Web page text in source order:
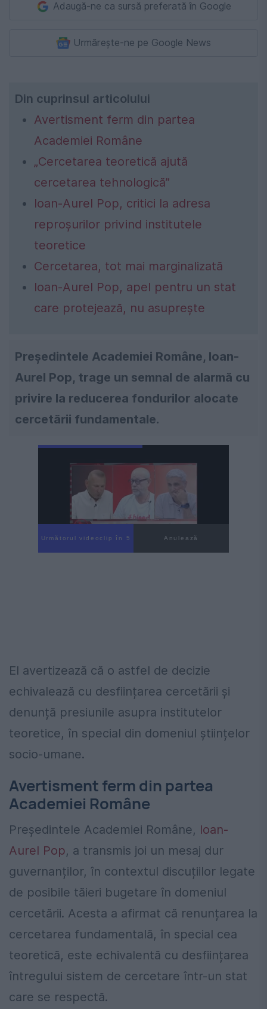
Adaugă-ne ca sursă preferată în Google
Urmărește-ne pe Google News
Din cuprinsul articolului
Avertisment ferm din partea
Academiei Române
„Cercetarea teoretică ajută
cercetarea tehnologică”
Ioan-Aurel Pop, critici la adresa
reproșurilor privind institutele
teoretice
Cercetarea, tot mai marginalizată
Ioan-Aurel Pop, apel pentru un stat
care protejează, nu asuprește
Președintele Academiei Române, Ioan-
Aurel Pop, trage un semnal de alarmă cu
privire la reducerea fondurilor alocate
cercetării fundamentale.
Următorul videoclip în 3 Anulează
El avertizează că o astfel de decizie
echivalează cu desființarea cercetării și
denunță presiunile asupra institutelor
teoretice, în special din domeniul științelor
socio-umane.
Avertisment ferm din partea
Academiei Române
Președintele Academiei Române, Ioan-
Aurel Pop, a transmis joi un mesaj dur
guvernanților, în contextul discuțiilor legate
de posibile tăieri bugetare în domeniul
cercetării. Acesta a afirmat că renunțarea la
cercetarea fundamentală, în special cea
teoretică, este echivalentă cu desființarea
întregului sistem de cercetare într-un stat
care se respectă.